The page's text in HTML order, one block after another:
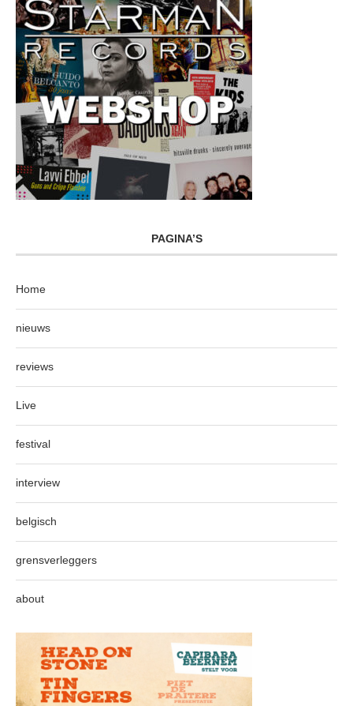
PAGINA’S
Home
nieuws
reviews
Live
festival
interview
belgisch
grensverleggers
about